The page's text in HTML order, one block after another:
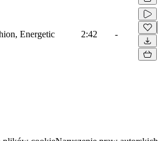
Energetic 2:42 -